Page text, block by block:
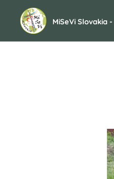
MiSeVi Slovakia -